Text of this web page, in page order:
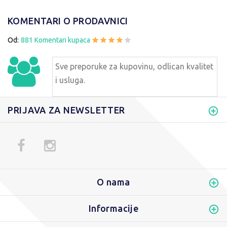
KOMENTARI O PRODAVNICI
Od: 881 Komentari kupaca
Sve preporuke za kupovinu, odlican kvalitet
i usluga.
PRIJAVA ZA NEWSLETTER
O nama
Informacije